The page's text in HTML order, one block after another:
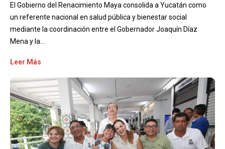
El Gobierno del Renacimiento Maya consolida a Yucatán como
un referente nacional en salud pública y bienestar social
mediante la coordinación entre el Gobernador Joaquín Díaz
Mena y la...
Leer Más